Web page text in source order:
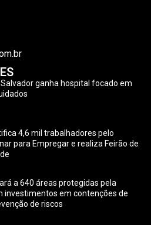
ganha hospital focado em
4,6 mil trabalhadores pelo
para Empregar e realiza Feirão de
a 640 áreas protegidas pela
investimentos em contenções de
de riscos